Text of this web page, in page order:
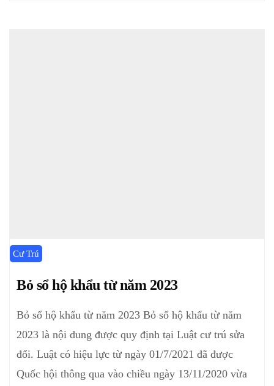
Cư Trú
Bỏ sổ hộ khẩu từ năm 2023
Bỏ sổ hộ khẩu từ năm 2023 Bỏ sổ hộ khẩu từ năm
2023 là nội dung được quy định tại Luật cư trú sửa
đổi. Luật có hiệu lực từ ngày 01/7/2021 đã được
Quốc hội thông qua vào chiều ngày 13/11/2020 vừa